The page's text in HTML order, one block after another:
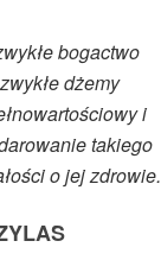
bogactwo
dżemy
i
takiego
o jej zdrowie.